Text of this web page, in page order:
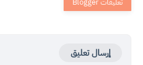
إرسال تعليق